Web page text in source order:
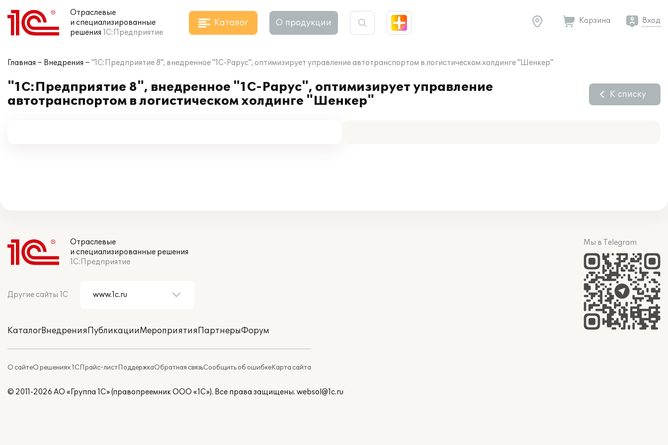
Отраслевые
и специализированные
решения 1С:Предприятие
Каталог О продукции Корзина Вход
Главная Внедрения "1С:Предприятие 8", внедренное "1С-Рарус", оптимизирует управление автотранспортом в логистическом холдинге "Шенкер"
"1С:Предприятие 8", внедренное "1С-Рарус", оптимизирует управление
автотранспортом в логистическом холдинге "Шенкер"
К списку
Отраслевые
и специализированные решения
1С:Предприятие
Другие сайты 1С
КаталогВнедренияПубликацииМероприятияПартнерыФорум
О сайтеО решениях 1СПрайс-листПоддержкаОбратная связьСообщить об ошибкеКарта сайта
Мы в Telegram
© 2011-2026 АО «Группа 1С» (правопреемник ООО «1С»). Все права защищены. websol@1c.ru